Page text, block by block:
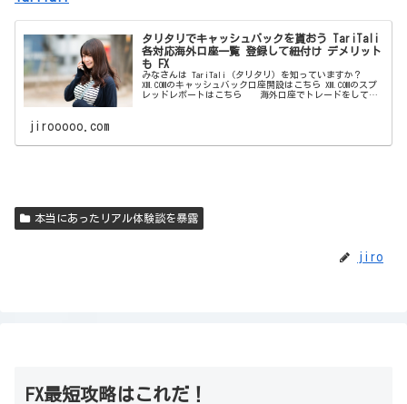
タリタリでキャッシュバックを貰おう TariTali
各対応海外口座一覧 登録して紐付け デメリット
も FX
みなさんは TariTali（タリタリ）を知っていますか？
XM.COMのキャッシュバック口座開設はこちら XM.COMのスプ
レッドレポートはこちら 海外口座でトレードをしてい
jirooooo.com
本当にあったリアル体験談を暴露
jiro
FX最短攻略はこれだ！